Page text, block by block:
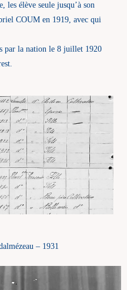
les élève seule jusqu’à son
COUM en 1919, avec qui
par la nation le 8 juillet 1920
– 1931